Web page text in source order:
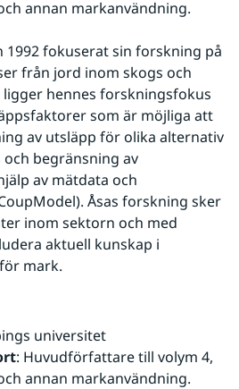
annan markanvändning.
1992 fokuserat sin forskning på
från jord inom skogs och
hennes forskningsfokus
som är möjliga att
av utsläpp för olika alternativ
begränsning av
av mätdata och
Åsas forskning sker
inom sektorn och med
aktuell kunskap i
mark.
universitet
: Huvudförfattare till volym 4,
annan markanvändning.